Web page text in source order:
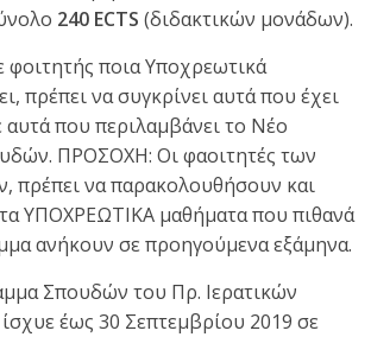
240 ECTS (διδακτικών μονάδων).
φοιτητής ποια Υποχρεωτικά
πρέπει να συγκρίνει αυτά που έχει
που περιλαμβάνει το Νέο
ΠΡΟΣΟΧΗ: Οι φαοιτητές των
πρέπει να παρακολουθήσουν και
ΥΠΟΧΡΕΩΤΙΚΑ μαθήματα που πιθανά
ανήκουν σε προηγούμενα εξάμηνα.
Σπουδών του Πρ. Ιερατικών
έως 30 Σεπτεμβρίου 2019 σε